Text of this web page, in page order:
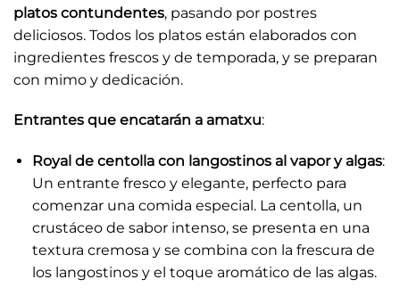
platos contundentes, pasando por postres
deliciosos. Todos los platos están elaborados con
ingredientes frescos y de temporada, y se preparan
con mimo y dedicación.
Entrantes que encatarán a amatxu:
Royal de centolla con langostinos al vapor y algas:
Un entrante fresco y elegante, perfecto para
comenzar una comida especial. La centolla, un
crustáceo de sabor intenso, se presenta en una
textura cremosa y se combina con la frescura de
los langostinos y el toque aromático de las algas.